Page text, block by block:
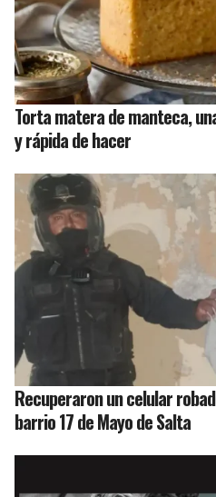
Torta matera de manteca,
y rápida de hacer
Recuperaron un celular
barrio 17 de Mayo de Salta